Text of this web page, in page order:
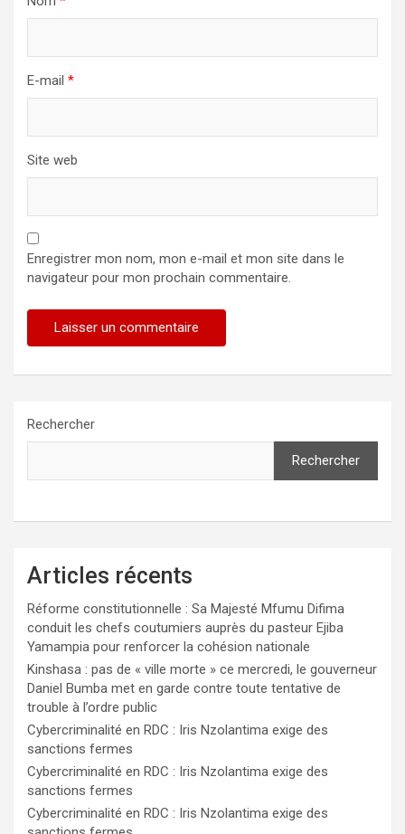
E-mail *
Site web
Enregistrer mon nom, mon e-mail et mon site dans le
navigateur pour mon prochain commentaire.
Rechercher
Rechercher
Articles récents
Réforme constitutionnelle : Sa Majesté Mfumu Difima
conduit les chefs coutumiers auprès du pasteur Ejiba
Yamampia pour renforcer la cohésion nationale
Kinshasa : pas de « ville morte » ce mercredi, le gouverneur
Daniel Bumba met en garde contre toute tentative de
trouble à l’ordre public
Cybercriminalité en RDC : Iris Nzolantima exige des
sanctions fermes
Cybercriminalité en RDC : Iris Nzolantima exige des
sanctions fermes
Cybercriminalité en RDC : Iris Nzolantima exige des